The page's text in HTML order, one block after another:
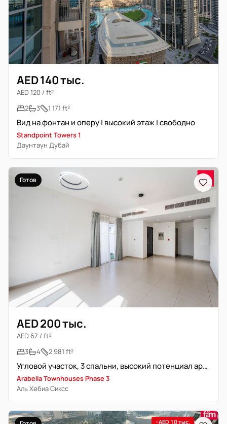
AED 140 тыс.
AED 120 / ft²
2
3 1 171 ft²
Вид на фонтан и оперу | высокий этаж | свободно
Standpoint Towers 1
Даунтаун Дубай
Готов
AED 200 тыс.
AED 67 / ft²
3
4 2 981 ft²
Угловой участок, 3 спальни, высокий потенциал аренды
Arabella Townhouses Phase 3
Аль Хебиа Сиксс
−AED 10 тыс.